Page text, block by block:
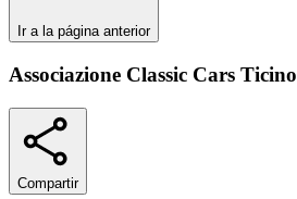
Ir a la página anterior
Associazione Classic Cars Ticino
Compartir